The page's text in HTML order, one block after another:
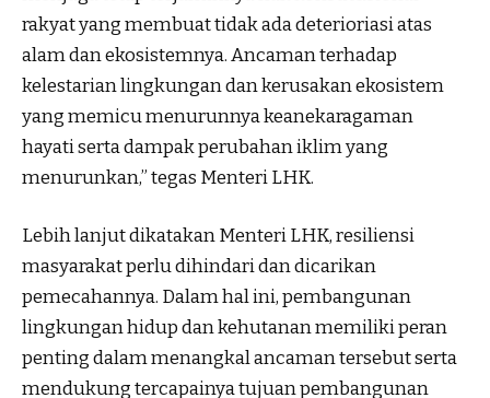
rakyat yang membuat tidak ada deterioriasi atas
alam dan ekosistemnya. Ancaman terhadap
kelestarian lingkungan dan kerusakan ekosistem
yang memicu menurunnya keanekaragaman
hayati serta dampak perubahan iklim yang
menurunkan,” tegas Menteri LHK.
Lebih lanjut dikatakan Menteri LHK, resiliensi
masyarakat perlu dihindari dan dicarikan
pemecahannya. Dalam hal ini, pembangunan
lingkungan hidup dan kehutanan memiliki peran
penting dalam menangkal ancaman tersebut serta
mendukung tercapainya tujuan pembangunan